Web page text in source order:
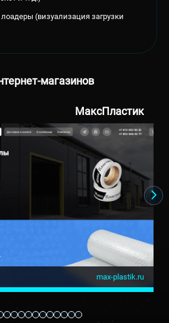
(визуализация загрузки
магазинов
МаксПластик
max-plastik.ru